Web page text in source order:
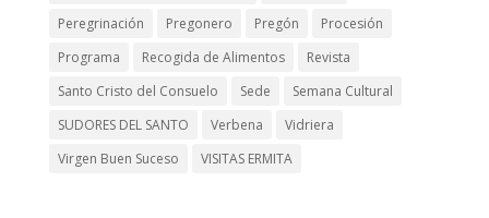
Peregrinación
Pregonero Pregón
Procesión
Programa
Recogida de Alimentos
Revista
Santo Cristo del Consuelo
Sede
Semana Cultural
SUDORES DEL SANTO
Verbena
Vidriera
Virgen Buen Suceso
VISITAS ERMITA